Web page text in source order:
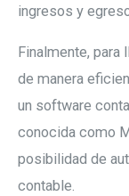
ingresos y
Finalmente,
de manera
un software
conocida como
posibilidad de
contable.